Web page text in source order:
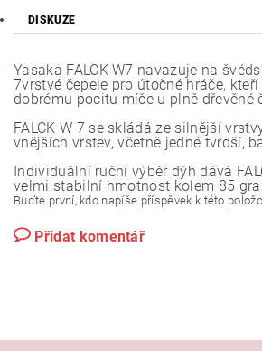
DISKUZE
Yasaka FALCK W7 navazuje na
7vrstvé čepele pro útočné hráče,
dobrému pocitu míče u plně dřevěné
FALCK W 7 se skládá ze silnější
vnějších vrstev, včetně jedné tvrdší,
Individuální ruční výběr dýh dává
velmi stabilní hmotnost kolem 85
Buďte první, kdo napíše příspěvek k této
Přidat komentář